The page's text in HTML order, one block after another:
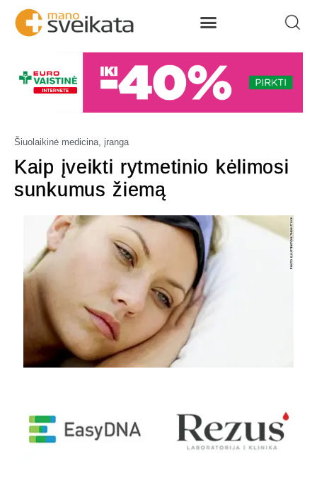
Šiuolaikinė medicina, įranga
Kaip įveikti rytmetinio kėlimosi
sunkumus žiemą